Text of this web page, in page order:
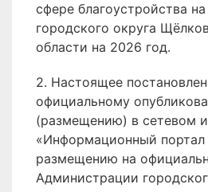
сфере благоустройства
городского округа
области на 2026 год.
2. Настоящее
официальному
(размещению) в сетевом
«Информационный
размещению на
Администрации